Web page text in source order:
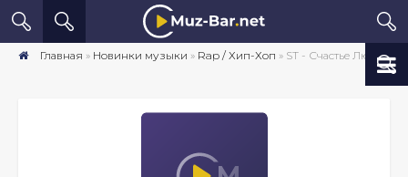
Главная » Новинки музыки » Rap / Хип-Хоп » ST - Счастье Любит Тишину скачать песню бесплатно mp3 в хорошем качестве